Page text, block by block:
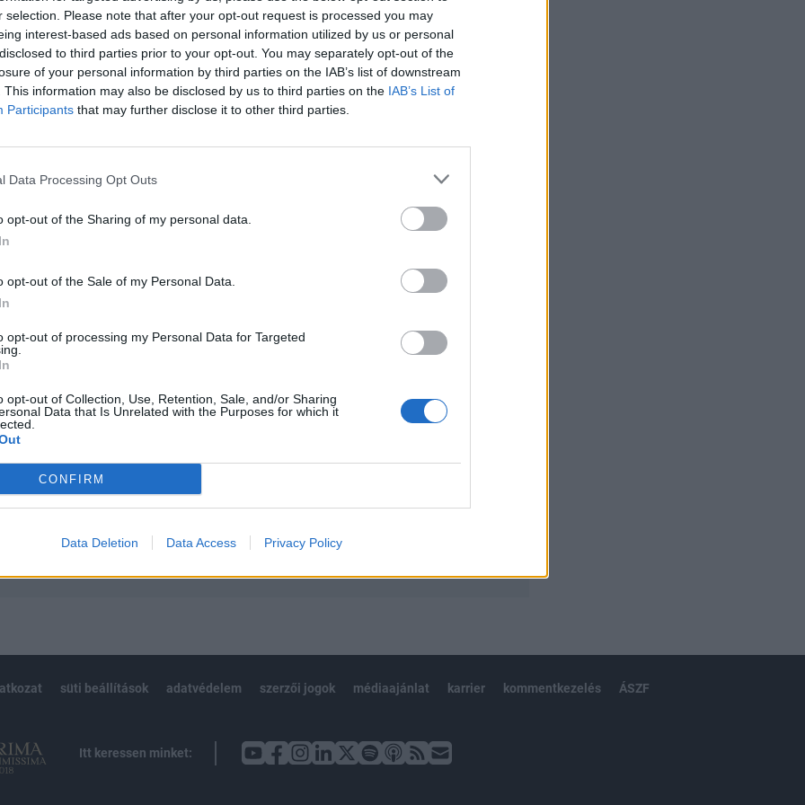
selection. Please note that after your opt-out request is processed you may
interest-based ads based on personal information utilized by us or personal
to third parties prior to your opt-out. You may separately opt-out of the
of your personal information by third parties on the IAB’s list of downstream
This information may also be disclosed by us to third parties on the IAB’s List of
Participants that may further disclose it to other third parties.
Data Processing Opt Outs
opt-out of the Sharing of my personal data.
opt-out of the Sale of my Personal Data.
opt-out of processing my Personal Data for Targeted
opt-out of Collection, Use, Retention, Sale, and/or Sharing
Data that Is Unrelated with the Purposes for which it
CONFIRM
Data Deletion Data Access Privacy Policy
elemzők friss előrejelzése szerint a vártnál mélyebb recesszióra kell
tanácsadó cég ITEM Club nevű londoni gazdasági kutatóintézetének hétfőn
gazdaságban - 2023 egészében 0,7 százalékkal csökken a hazai össztermék
hogy a cég az év második felétől már növekedésre...
portfolio.hu hírarchívumához tartozik, melynek olvasása előfizetéses
tartalmazza:
cikkarchívum
elmúlt 2 év napon belüli
süti beállítások adatvédelem szerzői jogok médiaajánlat karrier kommentkezelés ÁSZF
Itt keressen minket: